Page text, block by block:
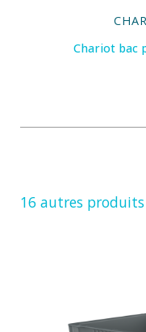
Chariot bac
16 autres